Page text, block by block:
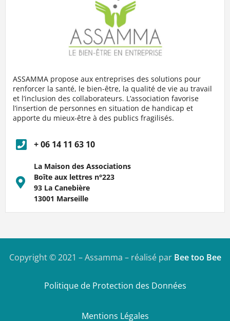
ASSAMMA propose aux entreprises des solutions pour
renforcer la santé, le bien-être, la qualité de vie au travail
et l’inclusion des collaborateurs. L’association favorise
l’insertion de personnes en situation de handicap et
apporte du mieux-être à des publics fragilisés.
+ 06 14 11 63 10
La Maison des Associations
Boîte aux lettres n°223
93 La Canebière
13001 Marseille
Copyright © 2021 – Assamma – réalisé par Bee too Bee
Politique de Protection des Données
Mentions Légales